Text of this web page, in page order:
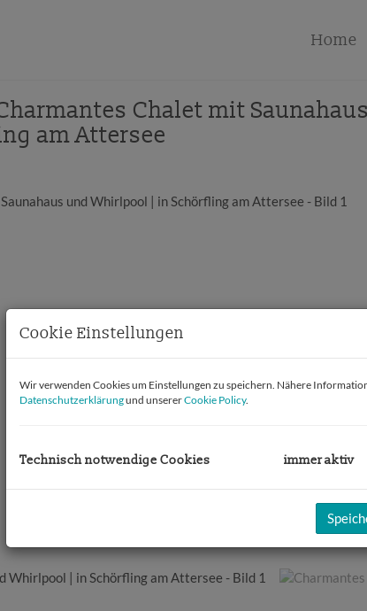
Home
Chalet mit
am Attersee
Cookie Einstellungen
Wir verwenden Cookies um Einstellungen zu speichern. Nähere
Datenschutzerklärungund unsererCookie Policy.
Technisch notwendige Cookies immer aktiv